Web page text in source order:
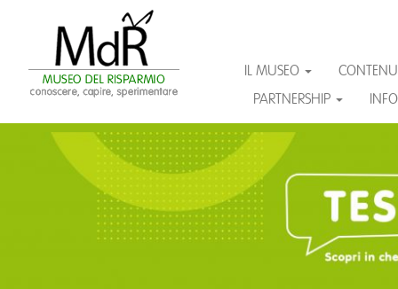
IL MUSEO
PARTNERSHIP